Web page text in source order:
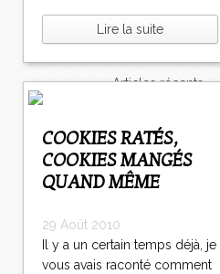
Lire la suite
COOKIES RATÉS,
COOKIES MANGÉS
QUAND MÊME
29 Août 2010
Il y a un certain temps déjà, je
vous avais raconté comment
L'actuSaveurs
lexpress.fr/Styles
articles récents